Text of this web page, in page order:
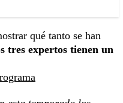
qué tanto se han
tres expertos tienen un